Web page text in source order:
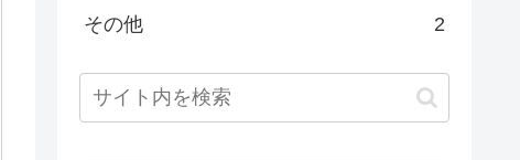
その他 2